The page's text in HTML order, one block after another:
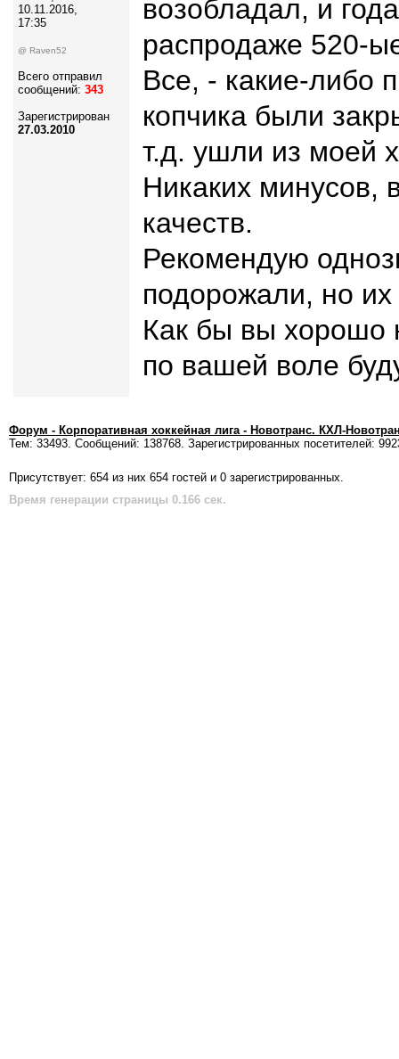
10.11.2016,
17:35
@ Raven52
Всего отправил
сообщений: 343
Зарегистрирован
27.03.2010
возобладал, и
распродаже 520-
Все, - какие-либо
копчика были
т.д. ушли из моей
Никаких минусов,
качеств.
Рекомендую
подорожали, но их
Как бы вы хорошо
по вашей воле
Форум - Корпоративная хоккейная лига - Новотранс. КХЛ-
Тем: 33493. Сообщений: 138768. Зарегистрированных посетителей:
Присутствует: 654 из них 654 гостей и 0 зарегистрированных.
Время генерации страницы 0.166 сек.